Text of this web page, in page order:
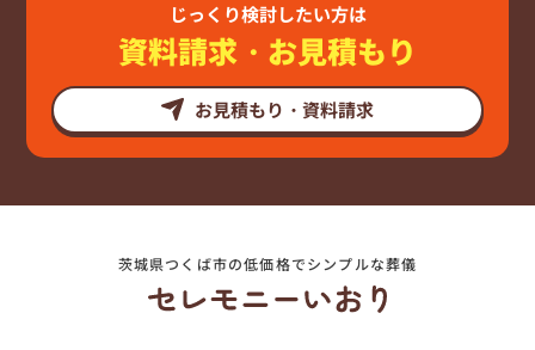
じっくり検討したい方は
資料請求・お見積もり
お見積もり・資料請求
茨城県つくば市の低価格でシンプルな葬儀